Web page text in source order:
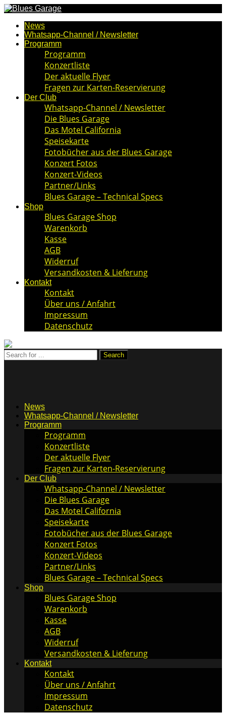
News
Whatsapp-Channel / Newsletter
Programm
Programm
Konzertliste
Der aktuelle Flyer
Fragen zur Karten-Reservierung
Der Club
Whatsapp-Channel / Newsletter
Die Blues Garage
Das Motel California
Speisekarte
Fotobücher aus der Blues Garage
Konzert Fotos
Konzert-Videos
Partner/Links
Blues Garage – Technical Specs
Shop
Blues Garage Shop
Warenkorb
Kasse
AGB
Widerruf
Versandkosten & Lieferung
Kontakt
Kontakt
Über uns / Anfahrt
Impressum
Datenschutz
News
Whatsapp-Channel / Newsletter
Programm
Programm
Konzertliste
Der aktuelle Flyer
Fragen zur Karten-Reservierung
Der Club
Whatsapp-Channel / Newsletter
Die Blues Garage
Das Motel California
Speisekarte
Fotobücher aus der Blues Garage
Konzert Fotos
Konzert-Videos
Partner/Links
Blues Garage – Technical Specs
Shop
Blues Garage Shop
Warenkorb
Kasse
AGB
Widerruf
Versandkosten & Lieferung
Kontakt
Kontakt
Über uns / Anfahrt
Impressum
Datenschutz